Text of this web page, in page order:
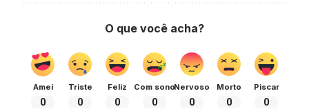
O que você acha?
Amei
0
Triste
0
Feliz
0
Com sono
0
Nervoso
0
Morto
0
Piscar
0